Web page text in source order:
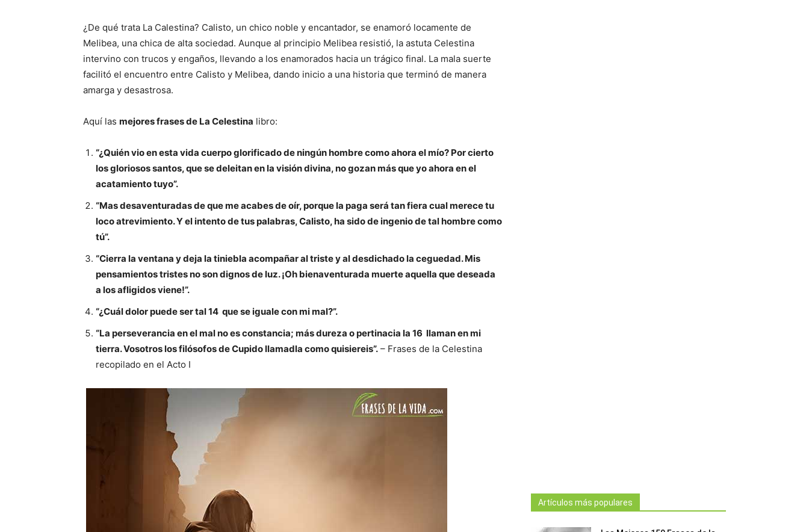
¿De qué trata La Calestina? Calisto, un chico noble y encantador, se enamoró locamente de
Melibea, una chica de alta sociedad. Aunque al principio Melibea resistió, la astuta Celestina
intervino con trucos y engaños, llevando a los enamorados hacia un trágico final. La mala suerte
facilitó el encuentro entre Calisto y Melibea, dando inicio a una historia que terminó de manera
amarga y desastrosa.
Aquí las mejores frases de La Celestina libro:
“¿Quién vio en esta vida cuerpo glorificado de ningún hombre como ahora el mío? Por cierto
los gloriosos santos, que se deleitan en la visión divina, no gozan más que yo ahora en el
acatamiento tuyo”.
“Mas desaventuradas de que me acabes de oír, porque la paga será tan fiera cual merece tu
loco atrevimiento. Y el intento de tus palabras, Calisto, ha sido de ingenio de tal hombre como
tú”.
“Cierra la ventana y deja la tiniebla acompañar al triste y al desdichado la ceguedad. Mis
pensamientos tristes no son dignos de luz. ¡Oh bienaventurada muerte aquella que deseada
a los afligidos viene!”.
“¿Cuál dolor puede ser tal 14 que se iguale con mi mal?”.
“La perseverancia en el mal no es constancia; más dureza o pertinacia la 16 llaman en mi
tierra. Vosotros los filósofos de Cupido llamadla como quisiereis”. – Frases de la Celestina
recopilado en el Acto I
Artículos más populares